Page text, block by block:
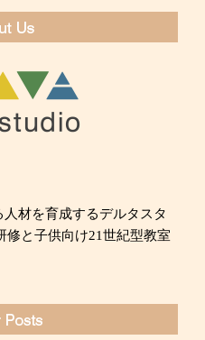
材を育成するデルタスタ
修と子供向け21世紀型教室